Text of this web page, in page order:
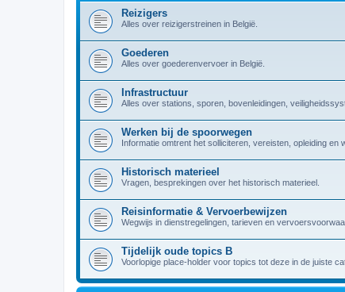
Reizigers
Alles over reizigerstreinen in België.
Goederen
Alles over goederenvervoer in België.
Infrastructuur
Alles over stations, sporen, bovenleidingen,
Werken bij de spoorwegen
Informatie omtrent het solliciteren, vereisten, opleiding en
Historisch materieel
Vragen, besprekingen over het historisch materieel.
Reisinformatie & Vervoerbewijzen
Wegwijs in dienstregelingen, tarieven en
Tijdelijk oude topics B
Voorlopige place-holder voor topics tot deze in de juiste